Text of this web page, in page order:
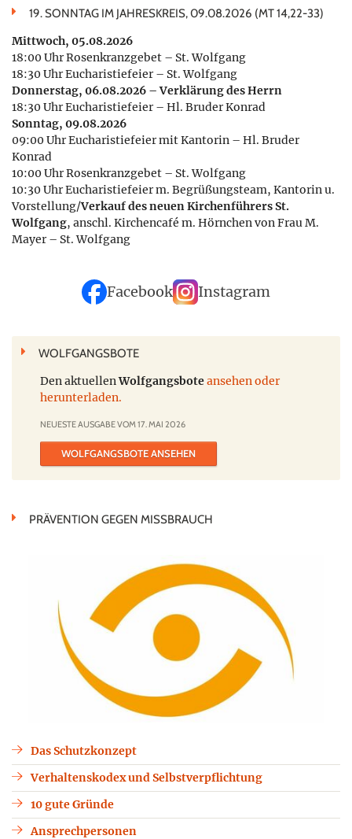
19. SONNTAG IM JAHRESKREIS, 09.08.2026 (MT 14,22-33)
Mittwoch, 05.08.2026
18:00 Uhr Rosenkranzgebet – St. Wolfgang
18:30 Uhr Eucharistiefeier – St. Wolfgang
Donnerstag, 06.08.2026 – Verklärung des Herrn
18:30 Uhr Eucharistiefeier – Hl. Bruder Konrad
Sonntag, 09.08.2026
09:00 Uhr Eucharistiefeier mit Kantorin – Hl. Bruder
Konrad
10:00 Uhr Rosenkranzgebet – St. Wolfgang
10:30 Uhr Eucharistiefeier m. Begrüßungsteam, Kantorin u.
Vorstellung/Verkauf des neuen Kirchenführers St.
Wolfgang, anschl. Kirchencafé m. Hörnchen von Frau M.
Mayer – St. Wolfgang
Facebook Instagram
WOLFGANGSBOTE
Den aktuellenWolfgangsboteansehen oder
herunterladen.
NEUESTE AUSGABE VOM 17. MAI 2026
WOLFGANGSBOTE ANSEHEN
PRÄVENTION GEGEN MISSBRAUCH
Das Schutzkonzept
Verhaltenskodex und Selbstverpflichtung
10 gute Gründe
Ansprechpersonen